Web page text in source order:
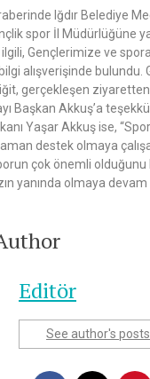
Iğdır Belediye
spor İl Müdürlüğüne
ilgili, Gençlerimize ve
alışverişinde bulundu.
gerçekleşen
Başkan Akkuş’a
Yaşar Akkuş ise,
destek olmaya
çok önemli
yanında olmaya
Editör
See author's posts